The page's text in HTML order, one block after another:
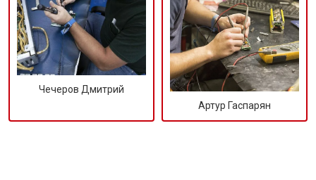
Чечеров Дмитрий
Артур Гаспарян